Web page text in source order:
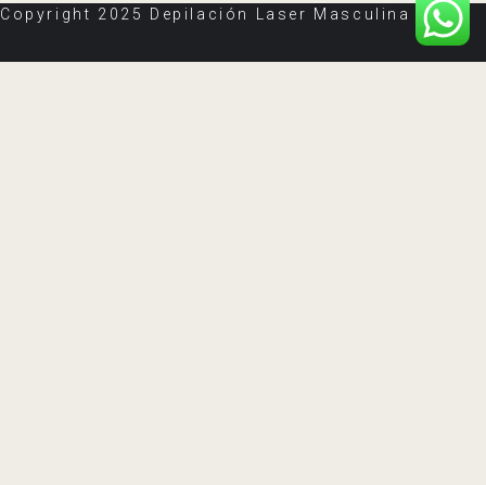
Copyright 2025 Depilación Laser Masculina